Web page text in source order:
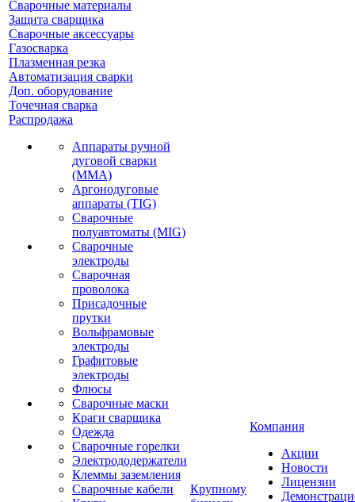
Сварочные материалы
Защита сварщика
Сварочные аксессуары
Газосварка
Плазменная резка
Автоматизация сварки
Доп. оборудование
Точечная сварка
Распродажа
Аппараты ручной
дуговой сварки
(MMA)
Аргонодуговые
аппараты (TIG)
Сварочные
полуавтоматы (MIG)
Сварочные
электроды
Сварочная
проволока
Присадочные
прутки
Вольфрамовые
электроды
Графитовые
электроды
Флюсы
Сварочные маски
Краги сварщика
Одежда
Сварочные горелки
Электрододержатели
Клеммы заземления
Сварочные кабели
Крупному
Компания
Акции
Новости
Лицензии